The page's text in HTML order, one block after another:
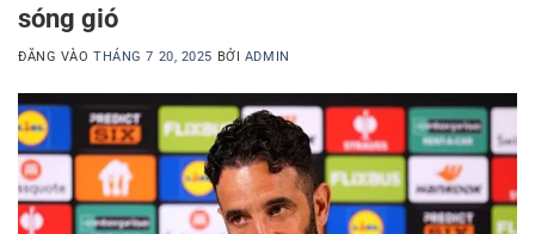
sóng gió
ĐĂNG VÀOTHÁNG 7 20, 2025 BỞI ADMIN